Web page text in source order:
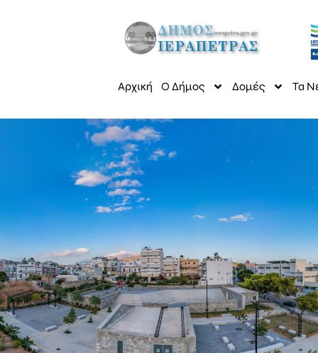
Αρχική Ο Δήμος Δομές Τα